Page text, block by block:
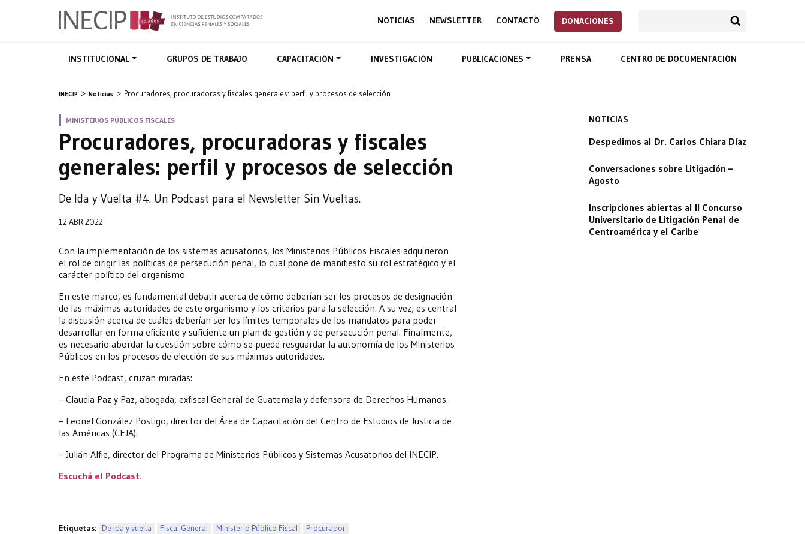
NOTICIAS NEWSLETTER CONTACTO DONACIONES
INSTITUCIONAL GRUPOS DE TRABAJO CAPACITACIÓN INVESTIGACIÓN PUBLICACIONES PRENSA CENTRO DE DOCUMENTACIÓN
INECIP Noticias Procuradores, procuradoras y fiscales generales: perfil y procesos de selección
MINISTERIOS PÚBLICOS FISCALES
Procuradores, procuradoras y fiscales
generales: perfil y procesos de selección
De Ida y Vuelta #4. Un Podcast para el Newsletter Sin Vueltas.
12 ABR 2022
Con la implementación de los sistemas acusatorios, los Ministerios Públicos Fiscales adquirieron
el rol de dirigir las políticas de persecución penal, lo cual pone de manifiesto su rol estratégico y el
carácter político del organismo.
En este marco, es fundamental debatir acerca de cómo deberían ser los procesos de designación
de las máximas autoridades de este organismo y los criterios para la selección. A su vez, es central
la discusión acerca de cuáles deberían ser los límites temporales de los mandatos para poder
desarrollar en forma eficiente y suficiente un plan de gestión y de persecución penal. Finalmente,
es necesario abordar la cuestión sobre cómo se puede resguardar la autonomía de los Ministerios
Públicos en los procesos de elección de sus máximas autoridades.
En este Podcast, cruzan miradas:
– Claudia Paz y Paz, abogada, exfiscal General de Guatemala y defensora de Derechos Humanos.
– Leonel González Postigo, director del Área de Capacitación del Centro de Estudios de Justicia de
las Américas (CEJA).
– Julián Alfie, director del Programa de Ministerios Públicos y Sistemas Acusatorios del INECIP.
Escuchá el Podcast.
Etiquetas: De ida y vuelta Fiscal General Ministerio Público Fiscal Procurador
NOTICIAS
Despedimos al Dr. Carlos Chiara Díaz
Conversaciones sobre Litigación –
Agosto
Inscripciones abiertas al II Concurso
Universitario de Litigación Penal de
Centroamérica y el Caribe